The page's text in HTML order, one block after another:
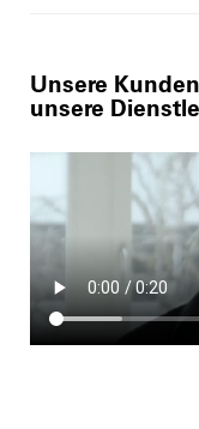
Unsere
unsere